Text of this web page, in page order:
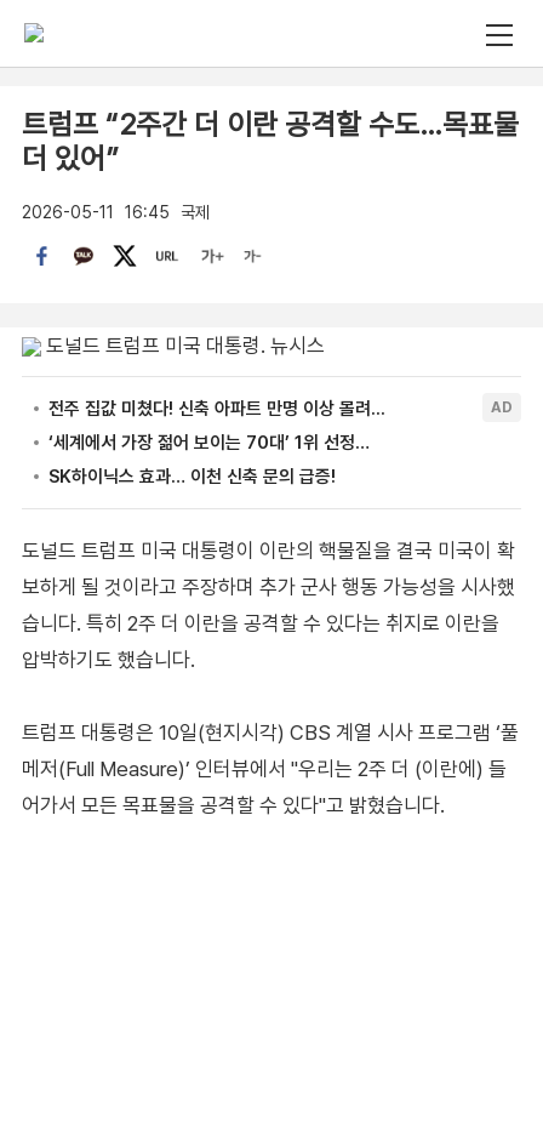
트럼프 “2주간 더 이란 공격할 수도…목표물
더 있어”
2026-05-11 16:45 국제
도널드 트럼프 미국 대통령. 뉴시스
도널드 트럼프 미국 대통령이 이란의 핵물질을 결국 미국이 확
보하게 될 것이라고 주장하며 추가 군사 행동 가능성을 시사했
습니다. 특히 2주 더 이란을 공격할 수 있다는 취지로 이란을
압박하기도 했습니다.
트럼프 대통령은 10일(현지시각) CBS 계열 시사 프로그램 ‘풀
메저(Full Measure)’ 인터뷰에서 "우리는 2주 더 (이란에) 들
어가서 모든 목표물을 공격할 수 있다"고 밝혔습니다.